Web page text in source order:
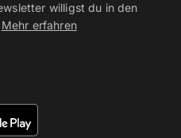
willigst du in den
Mehr erfahren